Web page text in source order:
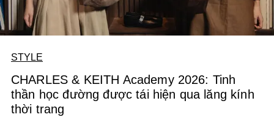
STYLE
CHARLES & KEITH Academy 2026: Tinh
thần học đường được tái hiện qua lăng kính
thời trang